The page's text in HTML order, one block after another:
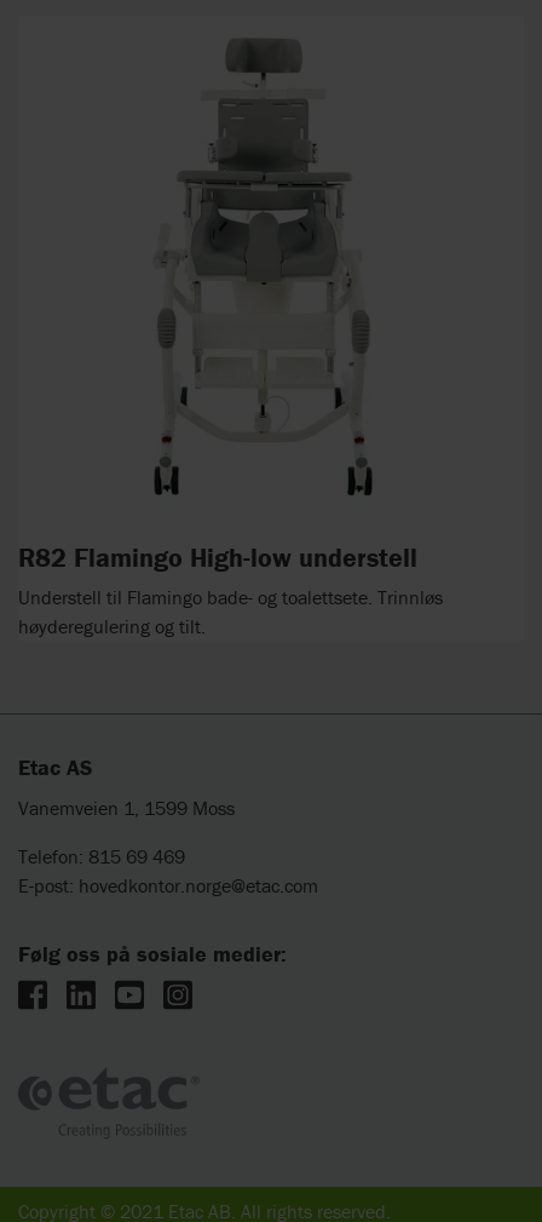
R82 Flamingo High-low understell
Understell til Flamingo bade- og toalettsete. Trinnløs
høyderegulering og tilt.
Etac AS
Vanemveien 1, 1599 Moss
Telefon: 815 69 469
E-post: hovedkontor.norge@etac.com
Følg oss på sosiale medier:
Copyright © 2021 Etac AB. All rights reserved.